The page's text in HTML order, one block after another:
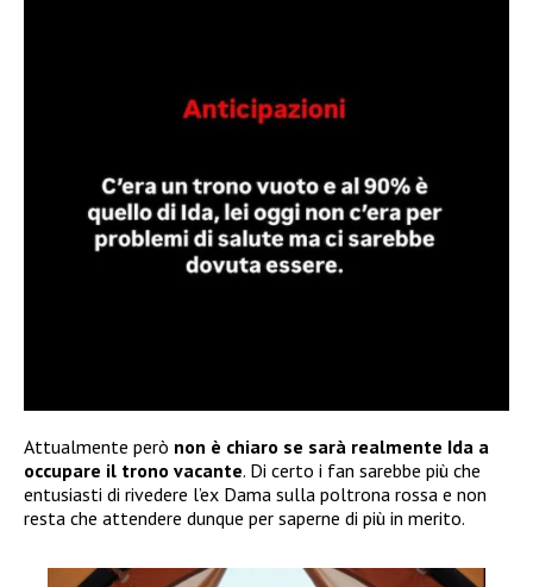
Attualmente però non è chiaro se sarà realmente Ida a
occupare il trono vacante. Di certo i fan sarebbe più che
entusiasti di rivedere l’ex Dama sulla poltrona rossa e non
resta che attendere dunque per saperne di più in merito.